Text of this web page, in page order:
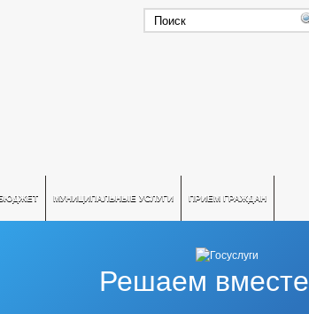
МУНИЦИПАЛЬНЫЕ УСЛУГИ ПРИЕМ ГРАЖДАН
Решаем вместе